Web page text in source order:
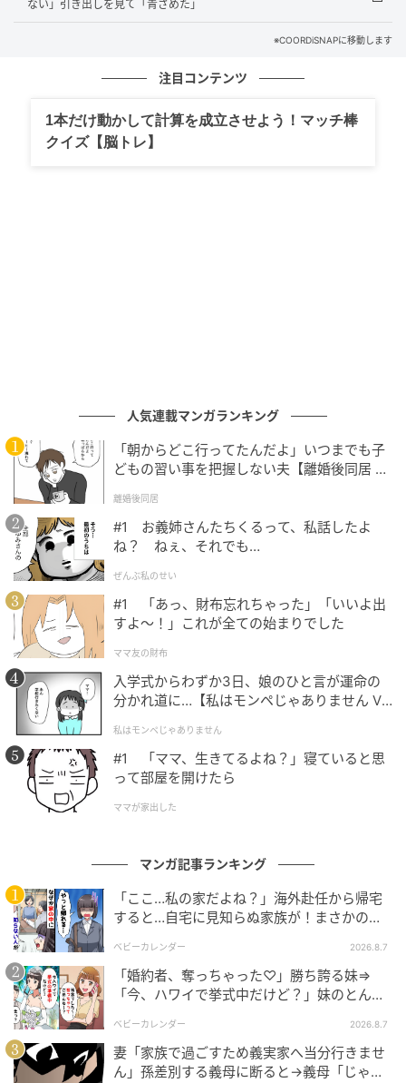
感」の大切さに気づかせてくれる出来事となりまし
【体験者：30代・女性会社員、回答時期：2023年1
※本記事は、執筆ライターが取材又は体験した実話で
次の記事
はNG →「以前」注文の理由に「そんなこと
が」思わず納得
ない」引き出しを見て「青ざめた」
※COORDiSNAPに移動します
注目コンテンツ
1本だけ動かして計算を成立させよう！マッチ棒
クイズ【脳トレ】
人気連載マンガランキング
「朝からどこ行ってたんだよ」いつまでも子
どもの習い事を把握しない夫【離婚後同居 Vo
離婚後同居
#1 お義姉さんたちくるって、私話したよ
ね？ ねぇ、それでも…
ぜんぶ私のせい
#1 「あっ、財布忘れちゃった」「いいよ出
すよ〜！」これが全ての始まりでした
ママ友の財布
入学式からわずか3日、娘のひと言が運命の
分かれ道に…【私はモンペじゃありません Vo
私はモンペじゃありません
#1 「ママ、生きてるよね？」寝ていると思
って部屋を開けたら
ママが家出した
マンガ記事ランキング
「ここ…私の家だよね？」海外赴任から帰宅
すると…自宅に見知らぬ家族が！まさかの真
ベビーカレンダー 2026.8.7
「婚約者、奪っちゃった♡」勝ち誇る妹⇒
「今、ハワイで挙式中だけど？」妹のとんで
ベビーカレンダー 2026.8.7
妻「家族で過ごすため義実家へ当分行きませ
ん」孫差別する義母に断ると→義母「じゃ